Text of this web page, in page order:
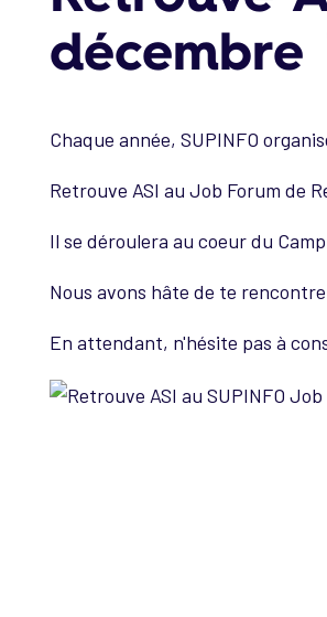
décembre
Chaque année, SUPINFO
Retrouve ASI au Job Forum de
Il se déroulera au coeur du
Nous avons hâte de te
En attendant, n'hésite pas à